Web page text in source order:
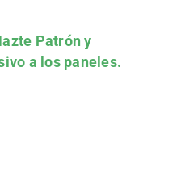
Patróny
a los paneles.